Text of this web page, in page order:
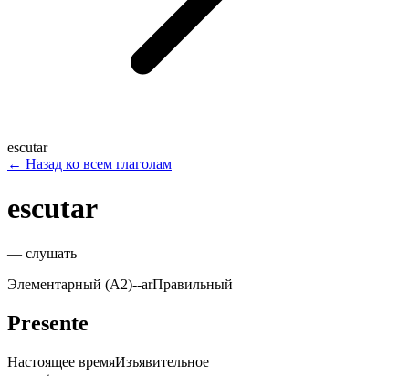
escutar
← Назад ко всем глаголам
escutar
— слушать
Элементарный (A2)--arПравильный
Presente
Настоящее времяИзъявительное